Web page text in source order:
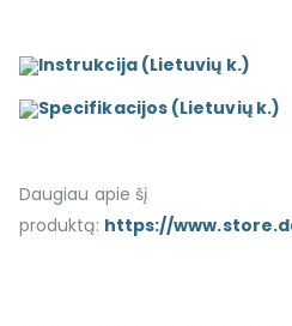
Instrukcija (Lietuvių k.)
Specifikacijos (Lietuvių k.)
Daugiau apie šį
produktą: https://